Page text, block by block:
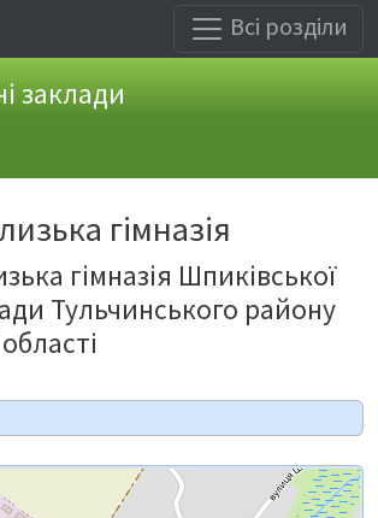
Всі розділи
заклади
гімназія
гімназія Шпиківської
Тульчинського району